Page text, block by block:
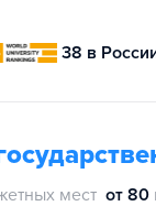
38 в
мест от 80